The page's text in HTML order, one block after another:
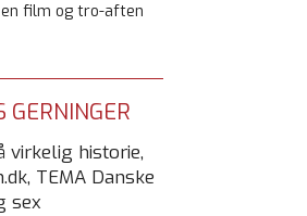
film og tro-aften
virkelig historie,
TEMA Danske
sex